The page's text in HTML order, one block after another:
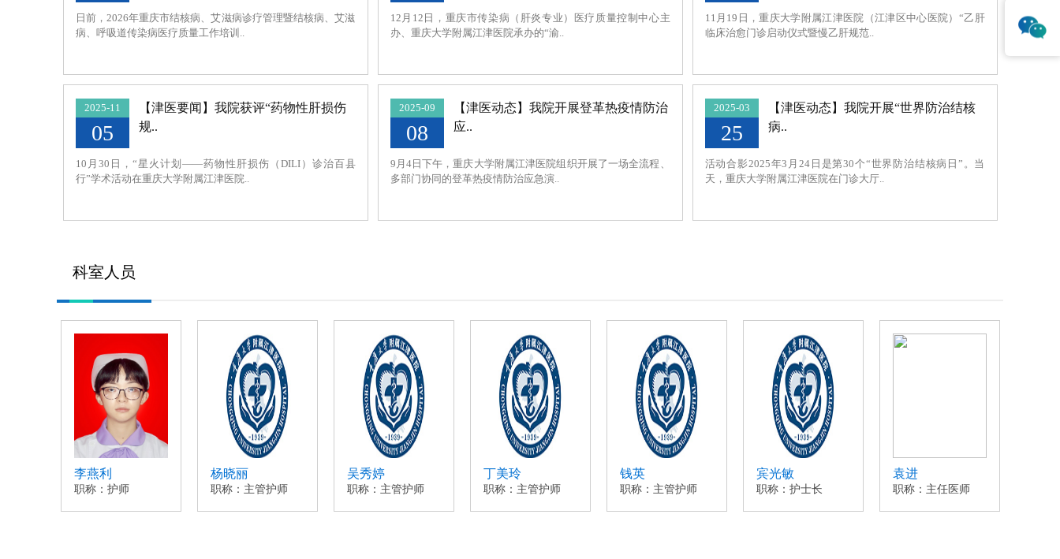
日前，2026年重庆市结核病、艾滋病诊疗管理暨结核病、艾滋
病、呼吸道传染病医疗质量工作培训..
12月12日，重庆市传染病（肝炎专业）医疗质量控制中心主
办、重庆大学附属江津医院承办的“渝..
11月19日，重庆大学附属江津医院（江津区中心医院）“乙肝
临床治愈门诊启动仪式暨慢乙肝规范..
2025-11
05
【津医要闻】我院获评“药物性肝损伤
规..
10月30日，“星火计划——药物性肝损伤（DILI）诊治百县
行”学术活动在重庆大学附属江津医院..
2025-09
08
【津医动态】我院开展登革热疫情防治
应..
9月4日下午，重庆大学附属江津医院组织开展了一场全流程、
多部门协同的登革热疫情防治应急演..
2025-03
25
【津医动态】我院开展“世界防治结核
病..
活动合影2025年3月24日是第30个“世界防治结核病日”。当
天，重庆大学附属江津医院在门诊大厅..
科室人员
李燕利
职称：护师
杨晓丽
职称：主管护师
吴秀婷
职称：主管护师
丁美玲
职称：主管护师
钱英
职称：主管护师
宾光敏
职称：护士长
袁进
职称：主任医师